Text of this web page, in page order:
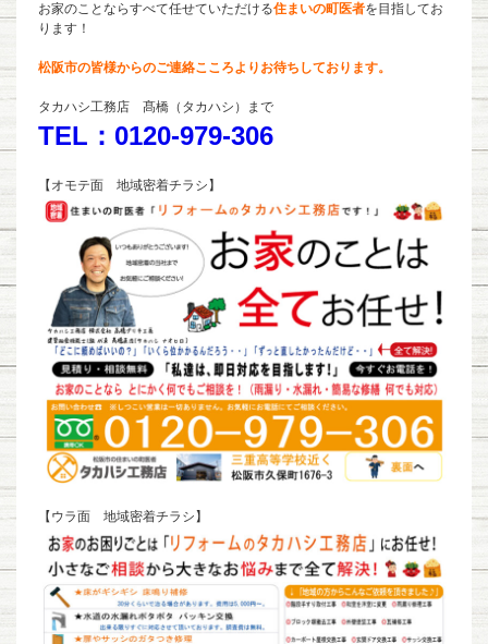
お家のことならすべて任せていただける住まいの町医者を目指してお
ります！
松阪市の皆様からのご連絡こころよりお待ちしております。
タカハシ工務店 髙橋（タカハシ）まで
TEL：0120-979-306
【オモテ面 地域密着チラシ】
【ウラ面 地域密着チラシ】